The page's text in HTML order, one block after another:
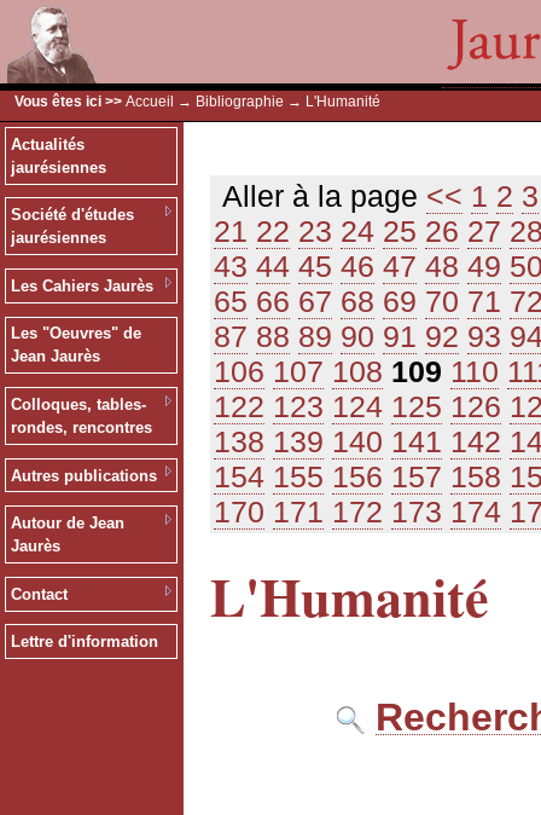
Vous êtes ici >> Accueil → Bibliographie → L'Humanité
Actualités
jaurésiennes
Société d'études
jaurésiennes
Les Cahiers Jaurès
Les "Oeuvres" de
Jean Jaurès
Colloques, tables-
rondes, rencontres
Autres publications
Autour de Jean
Jaurès
Contact
Lettre d'information
Aller à la page << 1 2 3
21 22 23 24 25 26 27
43 44 45 46 47 48 49
65 66 67 68 69 70 71
87 88 89 90 91 92 93
106 107 108 109 110
122 123 124 125 126
138 139 140 141 142
154 155 156 157 158
170 171 172 173 174
L'Humanité